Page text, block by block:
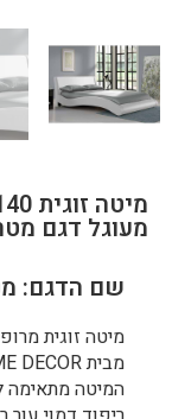
מעוגל דגם
שם הדגם:
מיטה זוגית
מבית HOME DECOR
המיטה מתאימה למזרן